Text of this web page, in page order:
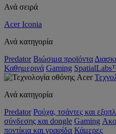
Ανά σειρά
Acer Iconia
Ανά κατηγορία
Predator Βιώσιμα προϊόντα
Καθημερινά Gaming
Ανά κατηγορία
Predator Ρούχα, τσάντες και
σύνδεσης και dongle Gaming
ποντίκια και γραφίδα Κάμερες